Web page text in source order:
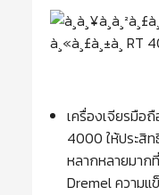
เครื่องเจียรมือ
4000 ให้ประสิ
หลากหลายมาก
Dremel ความ